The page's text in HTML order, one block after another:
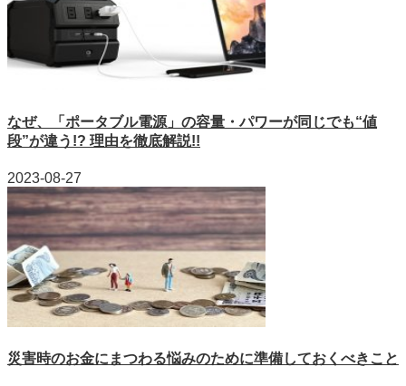
なぜ、「ポータブル電源」の容量・パワーが同じでも“値
段”が違う!? 理由を徹底解説!!
2023-08-27
災害時のお金にまつわる悩みのために準備しておくべきこと